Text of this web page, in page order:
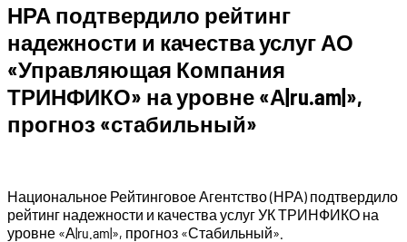
НРА подтвердило рейтинг
надежности и качества услуг АО
«Управляющая Компания
ТРИНФИКО» на уровне «А|ru.am|»,
прогноз «стабильный»
Национальное Рейтинговое Агентство (НРА) подтвердило
рейтинг надежности и качества услуг УК ТРИНФИКО на
уровне «А|ru.am|», прогноз «Стабильный».